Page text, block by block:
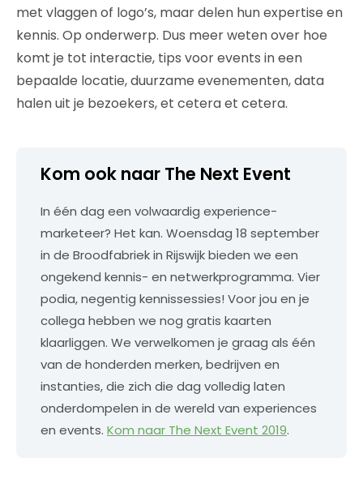
met vlaggen of logo’s, maar delen hun expertise en
kennis. Op onderwerp. Dus meer weten over hoe
komt je tot interactie, tips voor events in een
bepaalde locatie, duurzame evenementen, data
halen uit je bezoekers, et cetera et cetera.
Kom ook naar The Next Event
In één dag een volwaardig experience-
marketeer? Het kan. Woensdag 18 september
in de Broodfabriek in Rijswijk bieden we een
ongekend kennis- en netwerkprogramma. Vier
podia, negentig kennissessies! Voor jou en je
collega hebben we nog gratis kaarten
klaarliggen. We verwelkomen je graag als één
van de honderden merken, bedrijven en
instanties, die zich die dag volledig laten
onderdompelen in de wereld van experiences
en events. Kom naar The Next Event 2019.